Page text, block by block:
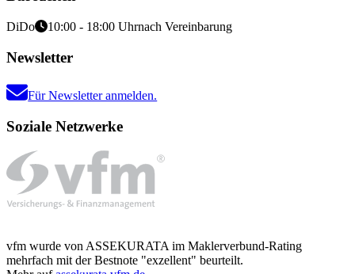
DiDo 10:00 - 18:00 Uhrnach Vereinbarung
Newsletter
Für Newsletter anmelden.
Soziale Netzwerke
vfm wurde von ASSEKURATA im Maklerverbund-Rating
mehrfach mit der Bestnote "exzellent" beurteilt.